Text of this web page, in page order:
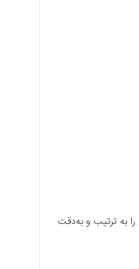
به ترتیب و به‌دقت